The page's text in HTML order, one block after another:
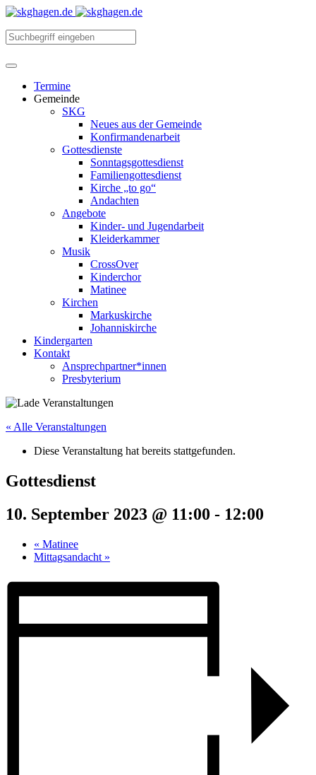
Termine
Gemeinde
SKG
Neues aus der Gemeinde
Konfirmandenarbeit
Gottesdienste
Sonntagsgottesdienst
Familiengottesdienst
Kirche „to go“
Andachten
Angebote
Kinder- und Jugendarbeit
Kleiderkammer
Musik
CrossOver
Kinderchor
Matinee
Kirchen
Markuskirche
Johanniskirche
Kindergarten
Kontakt
Ansprechpartner*innen
Presbyterium
« Alle Veranstaltungen
Diese Veranstaltung hat bereits stattgefunden.
Gottesdienst
10. September 2023 @ 11:00 - 12:00
« Matinee
Mittagsandacht »